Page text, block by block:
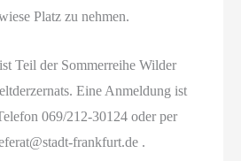
Platz zu nehmen.
Teil der Sommerreihe Wilder
Eine Anmeldung ist
069/212-30124 oder per
frankfurt.de .